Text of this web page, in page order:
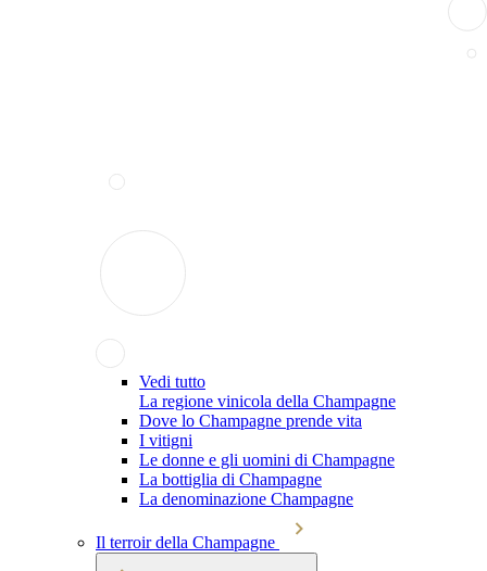
Vedi tutto
La regione vinicola della Champagne
Dove lo Champagne prende vita
I vitigni
Le donne e gli uomini di Champagne
La bottiglia di Champagne
La denominazione Champagne
Il terroir della Champagne